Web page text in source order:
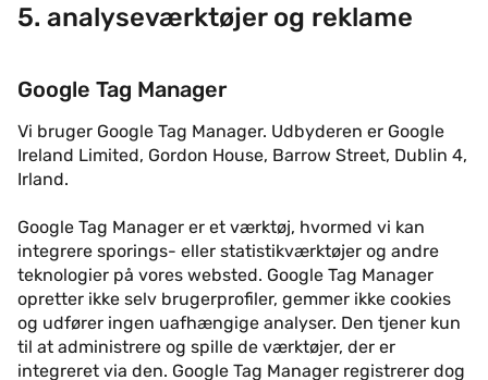
5. analyseværktøjer og reklame
Google Tag Manager
Vi bruger Google Tag Manager. Udbyderen er Google
Ireland Limited, Gordon House, Barrow Street, Dublin 4,
Irland.
Google Tag Manager er et værktøj, hvormed vi kan
integrere sporings- eller statistikværktøjer og andre
teknologier på vores websted. Google Tag Manager
opretter ikke selv brugerprofiler, gemmer ikke cookies
og udfører ingen uafhængige analyser. Den tjener kun
til at administrere og spille de værktøjer, der er
integreret via den. Google Tag Manager registrerer dog